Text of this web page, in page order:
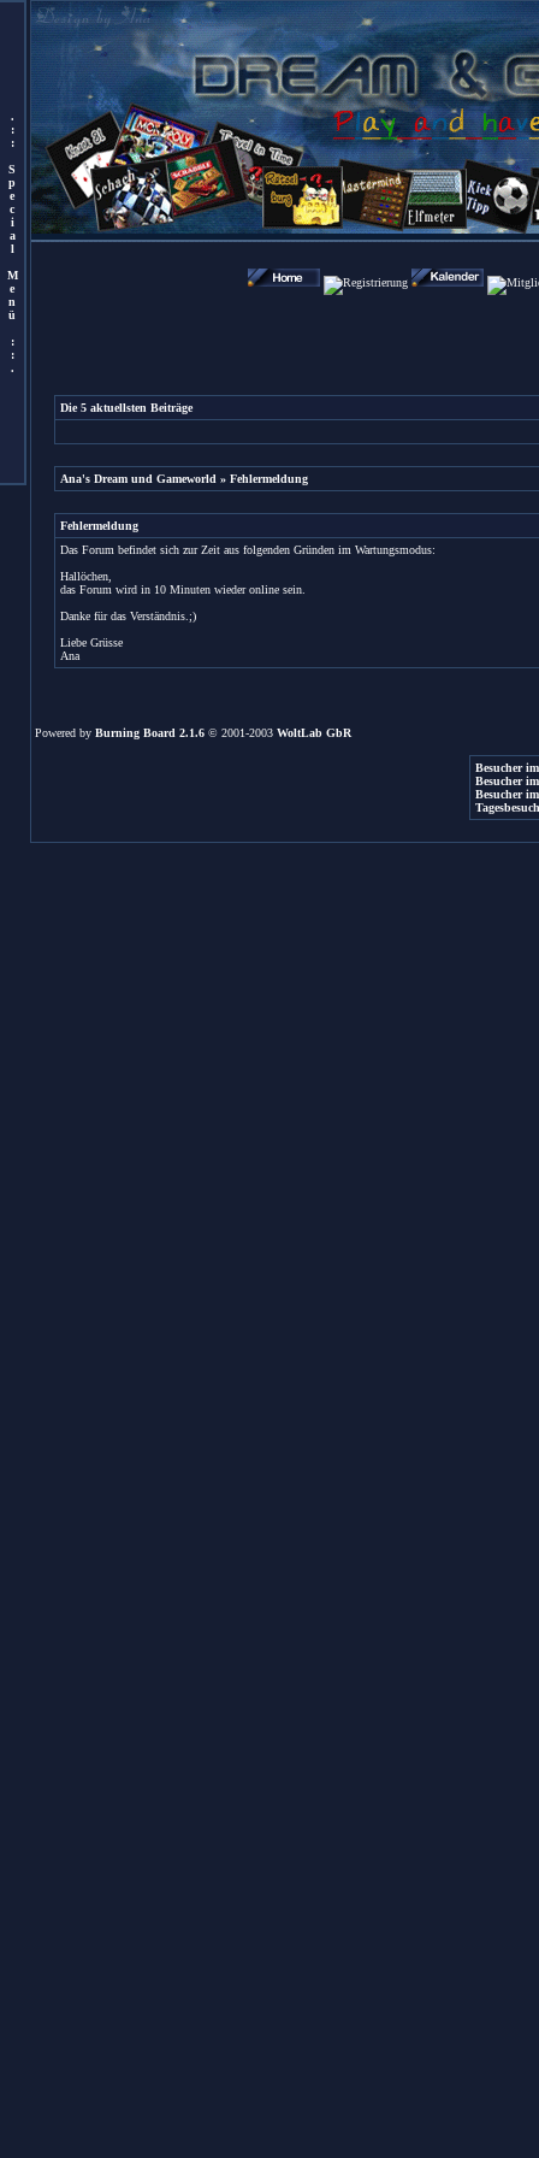
.
:
:
S
p
e
c
i
a
l
M
e
n
ü
:
:
.
Die 5 aktuellsten Beiträge
Ana's Dream und Gameworld » Fehlermeldung
Fehlermeldung
Das Forum befindet sich zur Zeit aus folgenden Gründen im Wartungsmodus:
Hallöchen,
das Forum wird in 10 Minuten wieder online sein.
Danke für das Verständnis.;)
Liebe Grüsse
Ana
Powered by Burning Board 2.1.6© 2001-2003 WoltLab GbR
Besucher
Besucher
Besucher